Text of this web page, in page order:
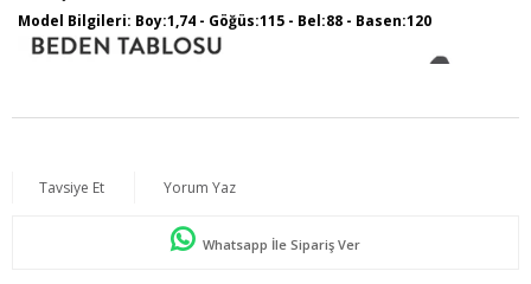
Model Bilgileri: Boy:1,74 - Göğüs:115 - Bel:88 - Basen:120
Tavsiye Et Yorum Yaz
Whatsapp İle Sipariş Ver